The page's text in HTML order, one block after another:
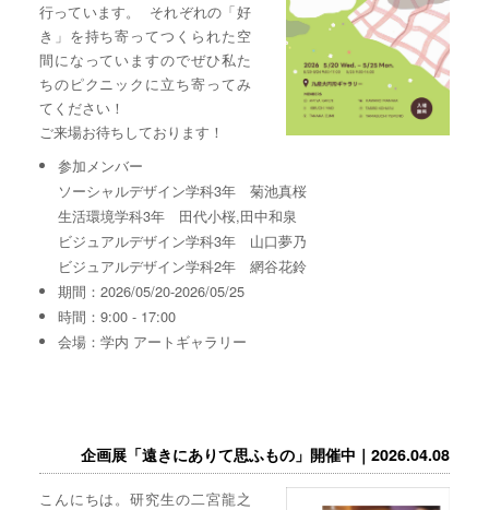
行っています。 それぞれの「好
き」を持ち寄ってつくられた空
間になっていますのでぜひ私た
ちのピクニックに立ち寄ってみ
てください！
ご来場お待ちしております！
参加メンバー
ソーシャルデザイン学科3年 菊池真桜
生活環境学科3年 田代小桜,田中和泉
ビジュアルデザイン学科3年 山口夢乃
ビジュアルデザイン学科2年 網谷花鈴
期間：2026/05/20-2026/05/25
時間：9:00 - 17:00
会場：学内 アートギャラリー
企画展「遠きにありて思ふもの」開催中｜2026.04.08
こんにちは。研究生の二宮龍之